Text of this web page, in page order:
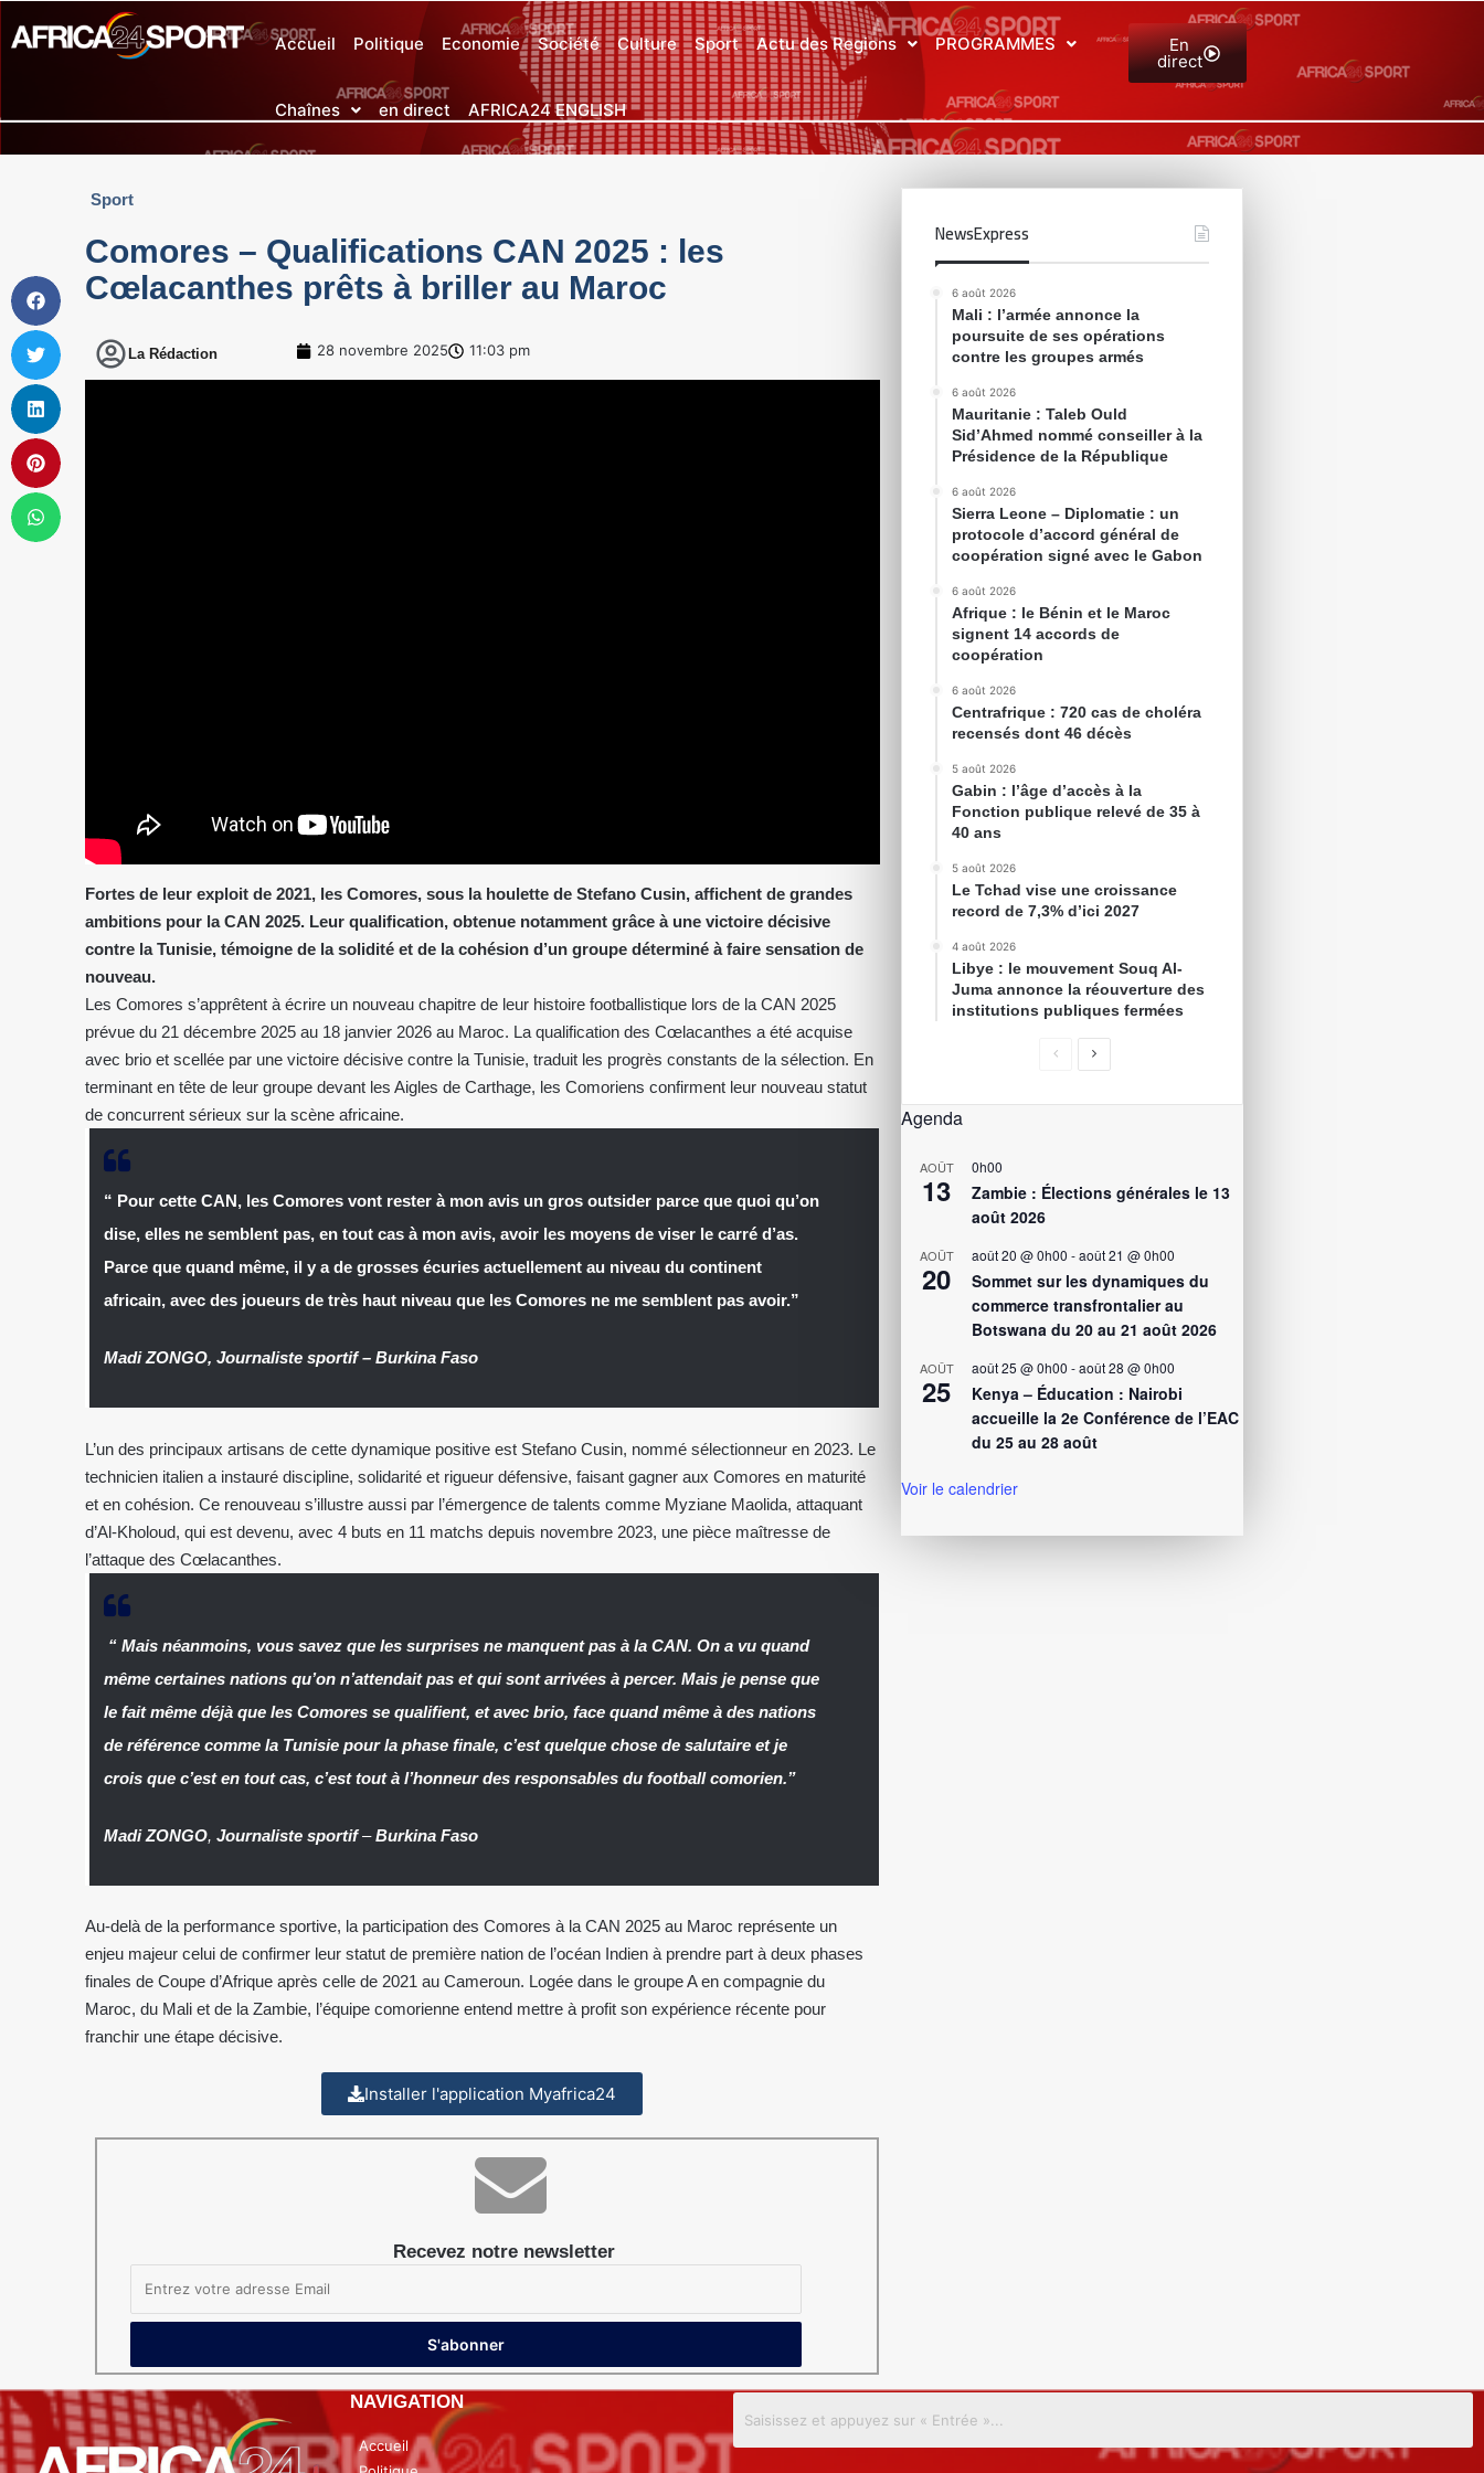
Accueil Politique Economie Société Culture Sport Actu des Regions PROGRAMMES
Chaînes en direct AFRICA24 ENGLISH
En
direct
Sport
Comores – Qualifications CAN 2025 : les
Cœlacanthes prêts à briller au Maroc
La Rédaction 28 novembre 2025 11:03 pm
Fortes de leur exploit de 2021, les Comores, sous la houlette de Stefano Cusin, affichent de grandes
ambitions pour la CAN 2025. Leur qualification, obtenue notamment grâce à une victoire décisive
contre la Tunisie, témoigne de la solidité et de la cohésion d’un groupe déterminé à faire sensation de
nouveau.
Les Comores s’apprêtent à écrire un nouveau chapitre de leur histoire footballistique lors de la CAN 2025
prévue du 21 décembre 2025 au 18 janvier 2026 au Maroc. La qualification des Cœlacanthes a été acquise
avec brio et scellée par une victoire décisive contre la Tunisie, traduit les progrès constants de la sélection. En
terminant en tête de leur groupe devant les Aigles de Carthage, les Comoriens confirment leur nouveau statut
de concurrent sérieux sur la scène africaine.
“ Pour cette CAN, les Comores vont rester à mon avis un gros outsider parce que quoi qu’on
dise, elles ne semblent pas, en tout cas à mon avis, avoir les moyens de viser le carré d’as.
Parce que quand même, il y a de grosses écuries actuellement au niveau du continent
africain, avec des joueurs de très haut niveau que les Comores ne me semblent pas avoir.”
Madi ZONGO,Journaliste sportif–Burkina Faso
L’un des principaux artisans de cette dynamique positive est Stefano Cusin, nommé sélectionneur en 2023. Le
technicien italien a instauré discipline, solidarité et rigueur défensive, faisant gagner aux Comores en maturité
et en cohésion. Ce renouveau s’illustre aussi par l’émergence de talents comme Myziane Maolida, attaquant
d’Al-Kholoud, qui est devenu, avec 4 buts en 11 matchs depuis novembre 2023, une pièce maîtresse de
l’attaque des Cœlacanthes.
“ Mais néanmoins, vous savez que les surprises ne manquent pas à la CAN. On a vu quand
même certaines nations qu’on n’attendait pas et qui sont arrivées à percer. Mais je pense que
le fait même déjà que les Comores se qualifient, et avec brio, face quand même à des nations
de référence comme la Tunisie pour la phase finale, c’est quelque chose de salutaire et je
crois que c’est en tout cas, c’est tout à l’honneur des responsables du football comorien.”
Madi ZONGO,Journaliste sportif–Burkina Faso
Au-delà de la performance sportive, la participation des Comores à la CAN 2025 au Maroc représente un
enjeu majeur celui de confirmer leur statut de première nation de l’océan Indien à prendre part à deux phases
finales de Coupe d’Afrique après celle de 2021 au Cameroun. Logée dans le groupe A en compagnie du
Maroc, du Mali et de la Zambie, l’équipe comorienne entend mettre à profit son expérience récente pour
franchir une étape décisive.
Installer l'application Myafrica24
Recevez notre newsletter
NewsExpress
6 août 2026
Mali : l’armée annonce la
poursuite de ses opérations
contre les groupes armés
6 août 2026
Mauritanie : Taleb Ould
Sid’Ahmed nommé conseiller à la
Présidence de la République
6 août 2026
Sierra Leone – Diplomatie : un
protocole d’accord général de
coopération signé avec le Gabon
6 août 2026
Afrique : le Bénin et le Maroc
signent 14 accords de
coopération
6 août 2026
Centrafrique : 720 cas de choléra
recensés dont 46 décès
5 août 2026
Gabin : l’âge d’accès à la
Fonction publique relevé de 35 à
40 ans
5 août 2026
Le Tchad vise une croissance
record de 7,3% d’ici 2027
4 août 2026
Libye : le mouvement Souq Al-
Juma annonce la réouverture des
institutions publiques fermées
Agenda
AOÛT
13
0h00
Zambie : Élections générales le 13
août 2026
AOÛT
20
août 20 @ 0h00 -août 21 @ 0h00
Sommet sur les dynamiques du
commerce transfrontalier au
Botswana du 20 au 21 août 2026
AOÛT
25
août 25 @ 0h00 -août 28 @ 0h00
Kenya – Éducation : Nairobi
accueille la 2e Conférence de l’EAC
du 25 au 28 août
Voir le calendrier
NAVIGATION
Accueil